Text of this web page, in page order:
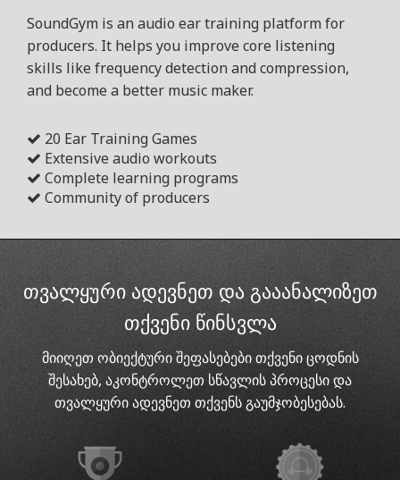
SoundGym is an audio ear training platform for
producers. It helps you improve core listening
skills like frequency detection and compression,
and become a better music maker.
20 Ear Training Games
Extensive audio workouts
Complete learning programs
Community of producers
თვალყური ადევნეთ და გააანალიზეთ
თქვენი წინსვლა
მიიღეთ ობიექტური შეფასებები თქვენი ცოდნის
შესახებ, აკონტროლეთ სწავლის პროცესი და
თვალყური ადევნეთ თქვენს გაუმჯობესებას.